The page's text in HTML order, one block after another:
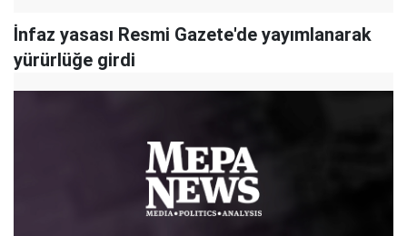
İnfaz yasası Resmi Gazete'de yayımlanarak
yürürlüğe girdi